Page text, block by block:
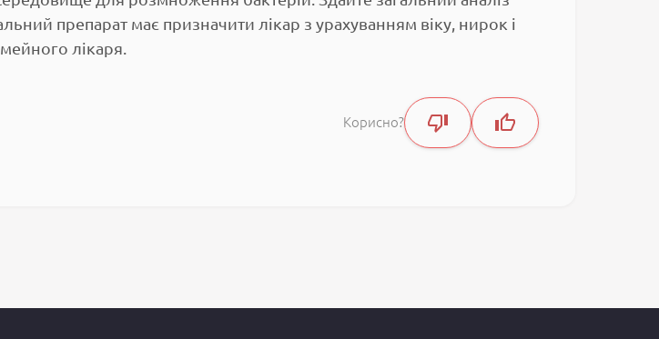
препарат має призначити лікар з урахуванням віку, нирок і
лікаря.
Корисно?